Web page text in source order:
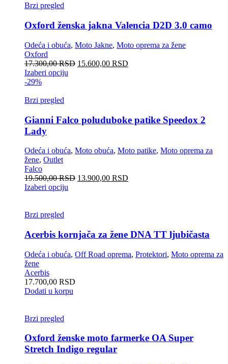
Brzi pregled
Oxford ženska jakna Valencia D2D 3.0 camo
Odeća i obuća, Moto Jakne, Moto oprema za žene
Oxford
17.300,00RSD 15.600,00 RSD
Izaberi opciju
-29%
Brzi pregled
Gianni Falco poluduboke patike Speedox 2
Lady
Odeća i obuća, Moto obuća, Moto patike, Moto oprema za
žene, Outlet
Falco
19.500,00RSD 13.900,00 RSD
Izaberi opciju
Brzi pregled
Acerbis kornjača za žene DNA TT ljubičasta
Odeća i obuća, Off Road oprema, Protektori, Moto oprema za
žene
Acerbis
17.700,00 RSD
Dodati u korpu
Brzi pregled
Oxford ženske moto farmerke OA Super
Stretch Indigo regular